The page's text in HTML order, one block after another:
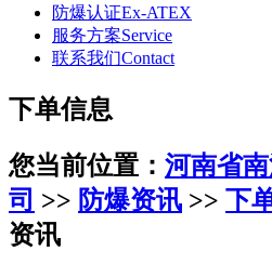
防爆认证Ex-ATEX
服务方案Service
联系我们Contact
下单信息
您当前位置： 河南省
司 >> 防爆资讯 >> 下
资讯